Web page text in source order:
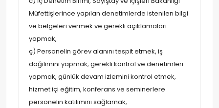
Müfettişlerince yapılan denetimlerde istenilen bilgi
ve belgeleri vermek ve gerekli açıklamaları
yapmak,
ç) Personelin görev alanını tespit etmek, iş
dağılımını yapmak, gerekli kontrol ve denetimleri
yapmak, günlük devam izlemini kontrol etmek,
hizmet içi eğitim, konferans ve seminerlere
personelin katılımını sağlamak,